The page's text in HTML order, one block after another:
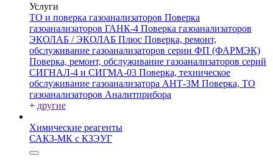
Услуги
ТО и поверка газоанализаторов Поверка
газоанализаторов ГАНК-4 Поверка газоанализаторов
ЭКОЛАБ / ЭКОЛАБ Плюс Поверка, ремонт,
обслуживание газоанализаторов серии ФП (ФАРМЭК)
Поверка, ремонт, обслуживание газоанализаторов серий
СИГНАЛ-4 и СИГМА-03 Поверка, техническое
обслуживание газоанализатора АНТ-3М Поверка, ТО
газоанализаторов Аналитприбора
+ другие
Химические реагенты
САКЗ-МК с КЗЭУГ